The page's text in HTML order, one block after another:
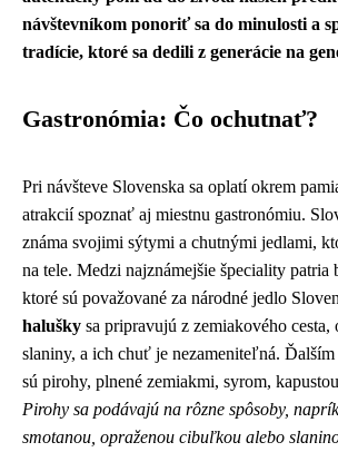
návštevníkom ponoriť sa do minulosti a
tradície, ktoré sa dedili z generácie na
Gastronómia: Čo ochutnať?
Pri návšteve Slovenska sa oplatí okrem
atrakcií spoznať aj miestnu gastronómiu.
známa svojimi sýtymi a chutnými jedlami,
na tele. Medzi najznámejšie špeciality patria
ktoré sú považované za národné jedlo
halušky sa pripravujú z zemiakového cesta,
slaniny, a ich chuť je nezameniteľná.
sú pirohy, plnené zemiakmi, syrom,
Pirohy sa podávajú na rôzne spôsoby,
smotanou, opraženou cibuľkou alebo